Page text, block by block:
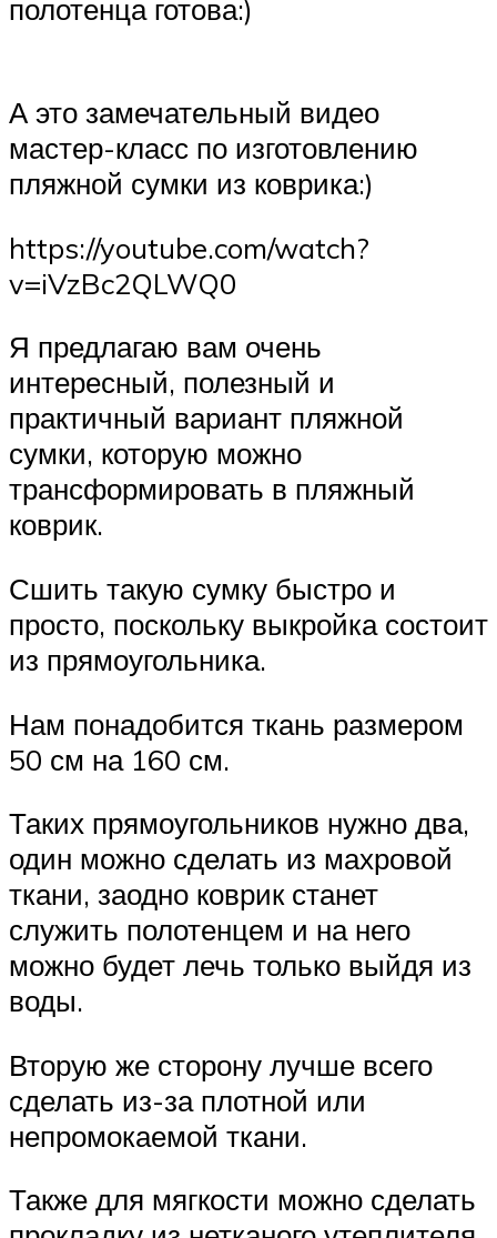
полотенца готова:)
А это замечательный видео
мастер-класс по изготовлению
пляжной сумки из коврика:)
https://youtube.com/watch?
v=iVzBc2QLWQ0
Я предлагаю вам очень
интересный, полезный и
практичный вариант пляжной
сумки, которую можно
трансформировать в пляжный
коврик.
Сшить такую сумку быстро и
просто, поскольку выкройка состоит
из прямоугольника.
Нам понадобится ткань размером
50 см на 160 см.
Таких прямоугольников нужно два,
один можно сделать из махровой
ткани, заодно коврик станет
служить полотенцем и на него
можно будет лечь только выйдя из
воды.
Вторую же сторону лучше всего
сделать из-за плотной или
непромокаемой ткани.
Также для мягкости можно сделать